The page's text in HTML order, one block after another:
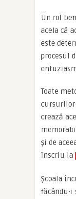
Un rol
acela că
este
procesul
Toate
cursurilor
crează
și de
înscriu la
Școala
făcându-i